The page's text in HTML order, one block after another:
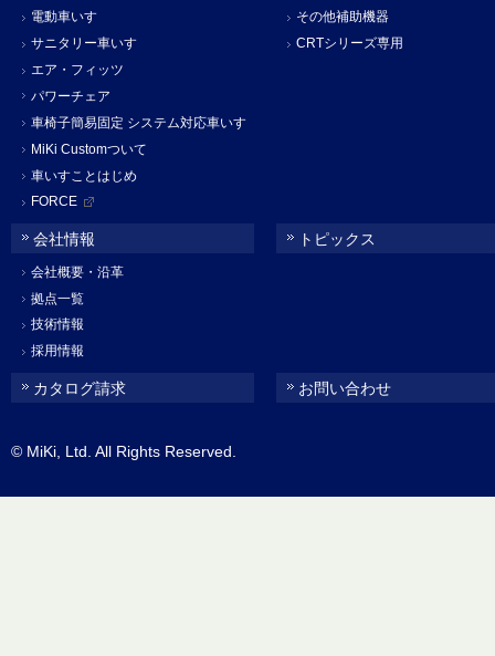
電動車いす
サニタリー車いす
エア・フィッツ
パワーチェア
車椅子簡易固定 システム対応車いす
MiKi Customついて
車いすことはじめ
FORCE
その他補助機器
CRTシリーズ専用
会社情報
会社概要・沿革
拠点一覧
技術情報
採用情報
トピックス
カタログ請求 お問い合わせ
© MiKi, Ltd. All Rights Reserved.